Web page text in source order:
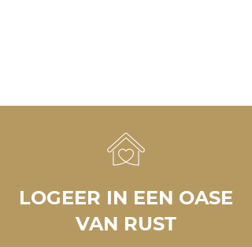
LOGEER IN EEN OASE
VAN RUST